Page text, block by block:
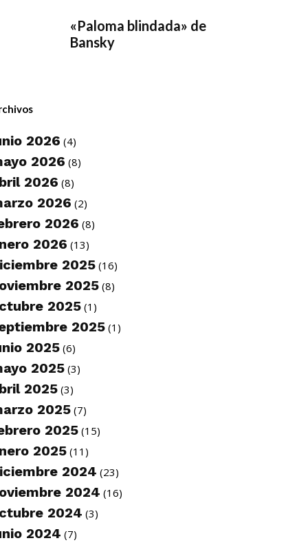
«Paloma blindada» de
Bansky
2026 (4)
2026 (8)
2026 (8)
2026 (2)
2026 (8)
2026 (13)
2025(16)
2025(8)
2025(1)
2025 (1)
2025(6)
2025 (3)
2025(3)
2025 (7)
2025(15)
2025 (11)
2024 (23)
2024 (16)
2024 (3)
2024 (7)